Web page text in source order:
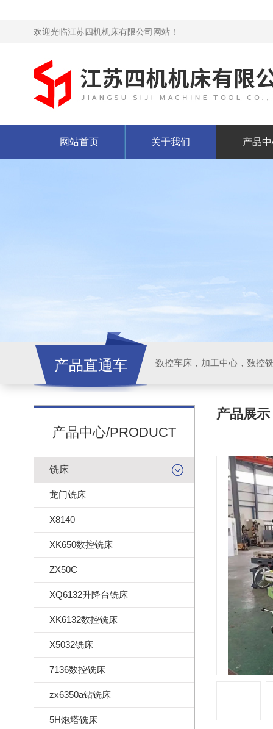
欢迎光临江苏四机机床有限公司网站！
网站首页 关于我们 产品
产品直通车
产品中心/PRODUCT
铣床
龙门铣床
X8140
XK650数控铣床
ZX50C
XQ6132升降台铣床
XK6132数控铣床
X5032铣床
7136数控铣床
zx6350a钻铣床
5H炮塔铣床
产品展示